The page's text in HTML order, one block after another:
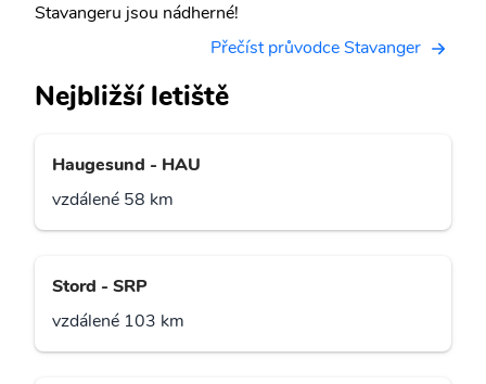
Stavangeru jsou nádherné!
Přečíst průvodce Stavanger
Nejbližší letiště
Haugesund - HAU
vzdálené 58 km
Stord - SRP
vzdálené 103 km